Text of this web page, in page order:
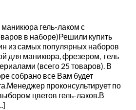
гель-лаком с
в наборе)Решили купить
из самых популярных наборов
для маникюра, фрезером, гель
(всего 25 товаров). В
собрано все Вам будет
проконсультирует по
цветов гель-лаков.В